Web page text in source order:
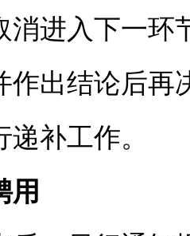
消进入下一环
作出结论后再
补工作。
用